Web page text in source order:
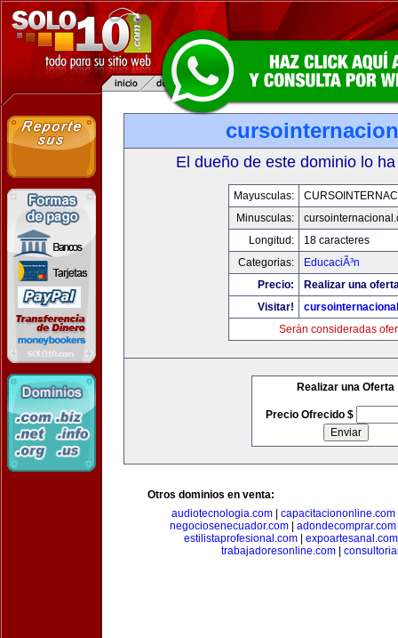
El dueño de este dominio lo
Mayusculas:
Minusculas:
Longitud:
18 caracteres
Categorias:
EducaciÃ³n
Precio:
Realizar una
Visitar!
Serán consideradas
Realizar una Oferta
Precio Ofrecido $
Otros dominios en venta:
audiotecnologia.com
capacitaciononline.com
negociosenecuador.com| adondecomprar.com
estilistaprofesional.com
expoartesanal.com
trabajadoresonline.com